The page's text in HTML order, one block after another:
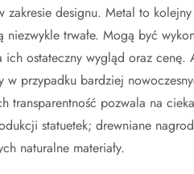
designu. Metal to
trwałe. Mogą być
ostateczny wygląd oraz cenę.
w przypadku bardziej
transparentność pozwala na
statuetek; drewniane
naturalne materiały.